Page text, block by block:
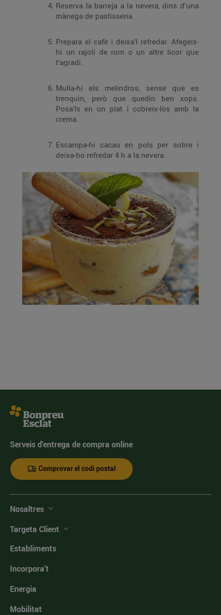
Reserva la barreja a la nevera, dins d'una
mànega de pastisseria.
Prepara el cafè i deixa’l refredar. Afegeix-
hi un rajolí de rom o un altre licor que
t’agradi.
Mulla-hi els melindros, sense que es
trenquin, però que quedin ben xops.
Posa’ls en un plat i cobreix-los amb la
crema.
Escampa-hi cacau en pols per sobre i
deixa-ho refredar 4 h a la nevera.
Serveis d'entrega de compra online
Comprovar el codi postal
Nosaltres
Targeta Client
Establiments
Incorpora't
Energia
Mobilitat